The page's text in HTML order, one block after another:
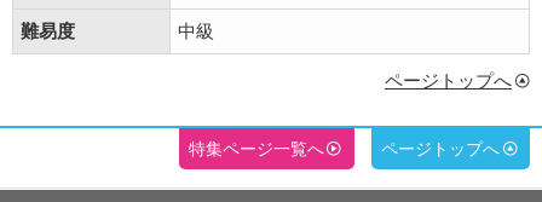
難易度 中級
ページトップへ
特集ページ一覧へ ページトップへ